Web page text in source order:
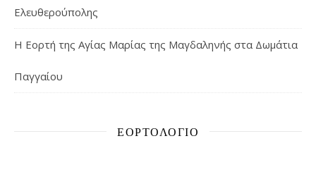
Ελευθερούπολης
H Εορτή της Αγίας Μαρίας της Μαγδαληνής στα Δωμάτια
Παγγαίου
ΕΟΡΤΟΛΌΓΙΟ